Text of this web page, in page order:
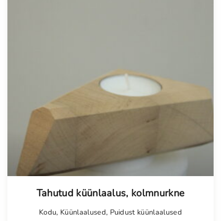
Tahutud küünlaalus, kolmnurkne
Kodu, Küünlaalused, Puidust küünlaalused